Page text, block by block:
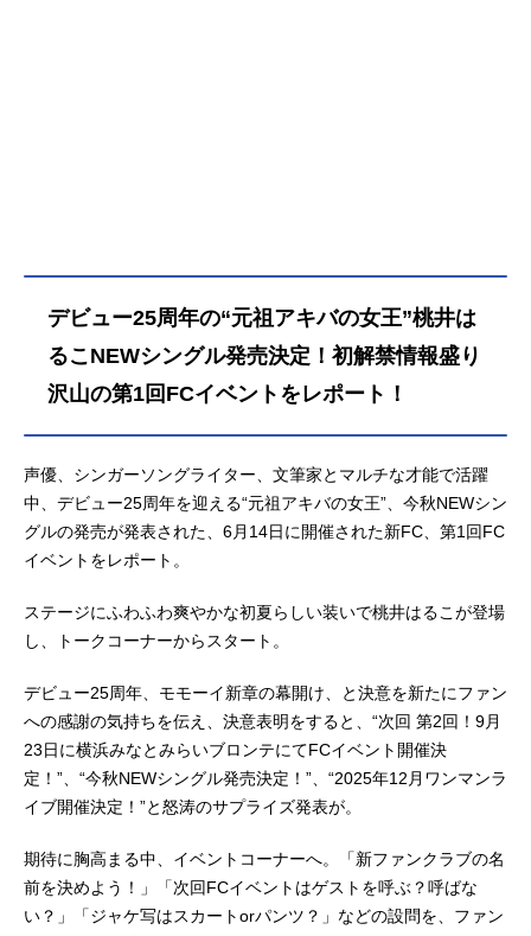
デビュー25周年の“元祖アキバの女王”桃井は
るこNEWシングル発売決定！初解禁情報盛り
沢山の第1回FCイベントをレポート！
声優、シンガーソングライター、文筆家とマルチな才能で活躍
中、デビュー25周年を迎える“元祖アキバの女王”、今秋NEWシン
グルの発売が発表された、6月14日に開催された新FC、第1回FC
イベントをレポート。
ステージにふわふわ爽やかな初夏らしい装いで桃井はるこが登場
し、トークコーナーからスタート。
デビュー25周年、モモーイ新章の幕開け、と決意を新たにファン
への感謝の気持ちを伝え、決意表明をすると、“次回 第2回！9月
23日に横浜みなとみらいブロンテにてFCイベント開催決
定！”、“今秋NEWシングル発売決定！”、“2025年12月ワンマンラ
イブ開催決定！”と怒涛のサプライズ発表が。
期待に胸高まる中、イベントコーナーへ。「新ファンクラブの名
前を決めよう！」「次回FCイベントはゲストを呼ぶ？呼ばな
い？」「ジャケ写はスカートorパンツ？」などの設問を、ファン